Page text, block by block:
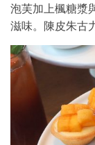
泡芙加上楓糖漿
滋味。陳皮朱古